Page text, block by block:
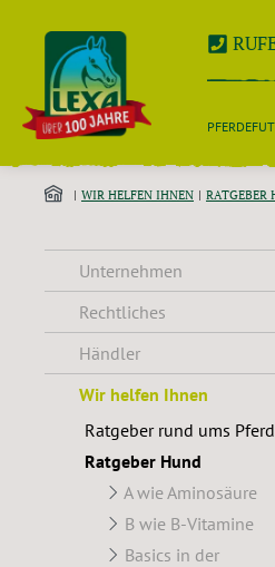
Hauptinhalt springen
Zur Suche springen
Zur Hauptnavigation springen
WIR HELFEN IHNEN RATGEBER
Unternehmen
Rechtliches
Händler
Wir helfen Ihnen
Ratgeber rund ums Pferd
Ratgeber Hund
A wie Aminosäure
B wie B-Vitamine
Basics in der